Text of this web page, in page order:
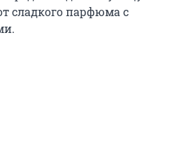
сладкого парфюма с